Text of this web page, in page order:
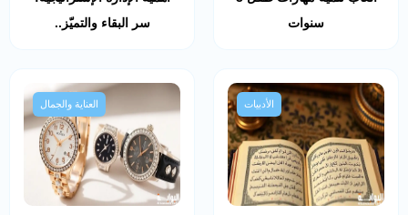
سنوات
سر البقاء والتميّز..
الأدبيات العناية والجمال